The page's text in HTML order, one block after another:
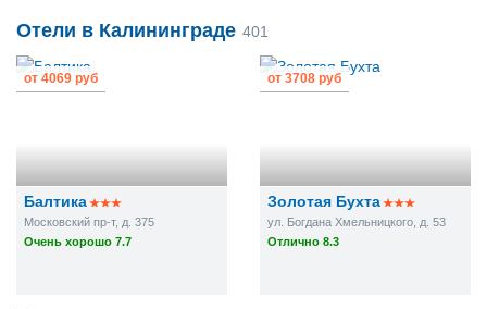
Отели в Калининграде 401
Балтика
Московский пр-т, д. 375
Очень хорошо 7.7
от 4069 руб
Золотая Бухта
ул. Богдана Хмельницкого, д. 53
Отлично 8.3
от 3708 руб